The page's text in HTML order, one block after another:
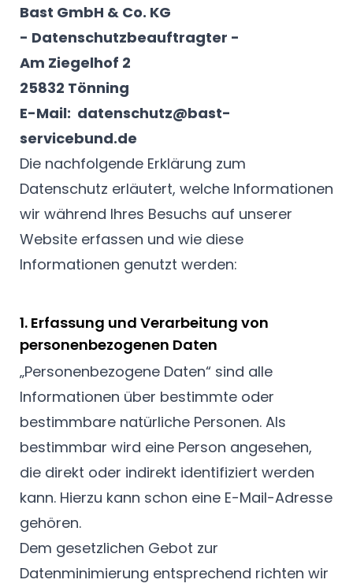
Bast GmbH & Co. KG
- Datenschutzbeauftragter -
Am Ziegelhof 2
25832 Tönning
E-Mail: datenschutz@bast-
servicebund.de
Die nachfolgende Erklärung zum
Datenschutz erläutert, welche Informationen
wir während Ihres Besuchs auf unserer
Website erfassen und wie diese
Informationen genutzt werden:
1. Erfassung und Verarbeitung von
personenbezogenen Daten
„Personenbezogene Daten“ sind alle
Informationen über bestimmte oder
bestimmbare natürliche Personen. Als
bestimmbar wird eine Person angesehen,
die direkt oder indirekt identifiziert werden
kann. Hierzu kann schon eine E-Mail-Adresse
gehören.
Dem gesetzlichen Gebot zur
Datenminimierung entsprechend richten wir